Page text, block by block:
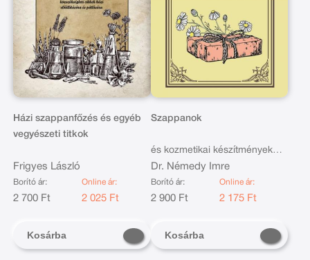
Házi szappanfőzés és egyéb
vegyészeti titkok
Frigyes László
Borító ár:
2 700 Ft
Online ár:
2 025 Ft
Kosárba
Szappanok
és kozmetikai készítmények
előállítása valódi és
pótanyagokból
Dr. Némedy Imre
Borító ár:
2 900 Ft
Online ár:
2 175 Ft
Kosárba